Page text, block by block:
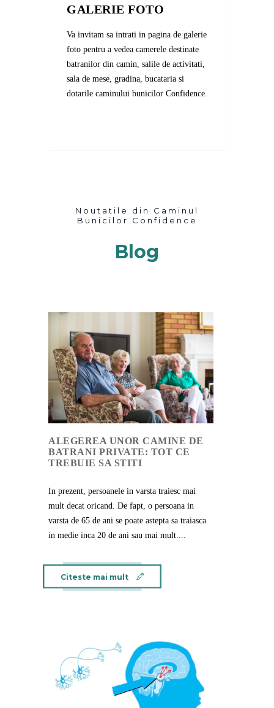
GALERIE FOTO
Va invitam sa intrati in pagina de galerie
foto pentru a vedea camerele destinate
batranilor din camin, salile de activitati,
sala de mese, gradina, bucataria si
dotarile caminului bunicilor Confidence.
Noutatile din Caminul
Bunicilor Confidence
Blog
ALEGEREA UNOR CAMINE DE
BATRANI PRIVATE: TOT CE
TREBUIE SA STITI
In prezent, persoanele in varsta traiesc mai
mult decat oricand. De fapt, o persoana in
varsta de 65 de ani se poate astepta sa traiasca
in medie inca 20 de ani sau mai mult....
Citeste mai mult